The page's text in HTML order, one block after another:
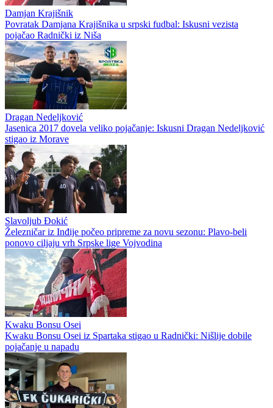
Damjan Krajišnik
Povratak Damjana Krajišnika u srpski fudbal: Iskusni vezista
pojačao Radnički iz Niša
Dragan Nedeljković
Jasenica 2017 dovela veliko pojačanje: Iskusni Dragan Nedeljković
stigao iz Morave
Slavoljub Đokić
Železničar iz Inđije počeo pripreme za novu sezonu: Plavo-beli
ponovo ciljaju vrh Srpske lige Vojvodina
Kwaku Bonsu Osei
Kwaku Bonsu Osei iz Spartaka stigao u Radnički: Nišlije dobile
pojačanje u napadu